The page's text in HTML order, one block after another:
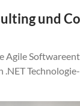
und
Agile
.NET